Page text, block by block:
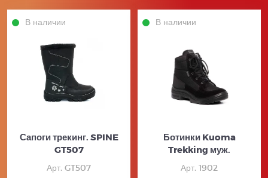
В наличии
Сапоги трекинг. SPINE
GT507
Арт. GT507
В наличии
Ботинки Kuoma
Trekking муж.
Арт. 1902